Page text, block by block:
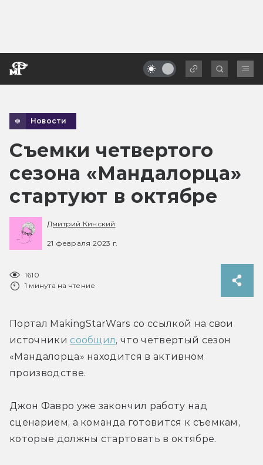
Новости
Съемки четвертого
сезона «Мандалорца»
стартуют в октябре
Дмитрий Кинский
21 февраля 2023 г.
1610
1 минута на чтение
Портал MakingStarWars со ссылкой на свои
источники сообщил, что четвертый сезон
«Мандалорца» находится в активном
производстве.
Джон Фавро уже закончил работу над
сценарием, а команда готовится к съемкам,
которые должны стартовать в октябре.